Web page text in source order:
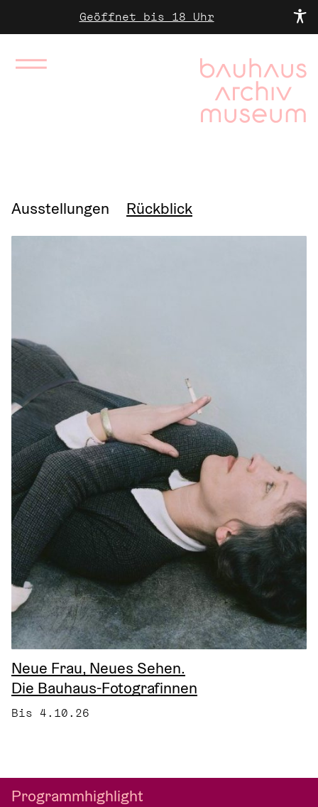
Geöffnet bis 18 Uhr
Ausstellungen Rückblick
Neue Frau, Neues Sehen.
Die Bauhaus-Fotografinnen
Bis 4.10.26
Programmhighlight